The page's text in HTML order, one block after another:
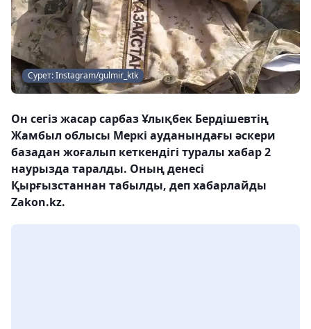
Сурет: Instagram/gulmir_ktk
Он сегіз жасар сарбаз Ұлықбек Бердішевтің
Жамбыл облысы Меркі ауданындағы әскери
базадан жоғалып кеткендігі туралы хабар 2
наурызда таралды. Оның денесі
Қырғызстаннан табылды, деп хабарлайды
Zakon.kz.